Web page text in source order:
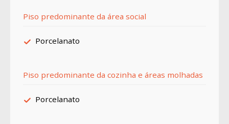
Piso predominante da área social
Porcelanato
Piso predominante da cozinha e áreas molhadas
Porcelanato